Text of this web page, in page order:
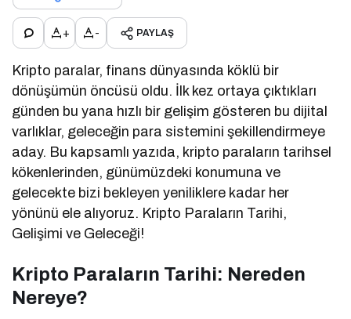
+ - PAYLAŞ
Kripto paralar, finans dünyasında köklü bir
dönüşümün öncüsü oldu. İlk kez ortaya çıktıkları
günden bu yana hızlı bir gelişim gösteren bu dijital
varlıklar, geleceğin para sistemini şekillendirmeye
aday. Bu kapsamlı yazıda, kripto paraların tarihsel
kökenlerinden, günümüzdeki konumuna ve
gelecekte bizi bekleyen yeniliklere kadar her
yönünü ele alıyoruz. Kripto Paraların Tarihi,
Gelişimi ve Geleceği!
Kripto Paraların Tarihi: Nereden
Nereye?